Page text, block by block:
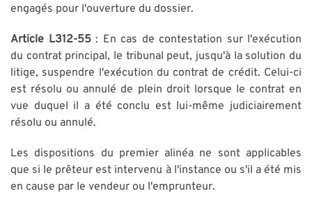
engagés pour l'ouverture du dossier.
Article L312-55: En cas de contestation sur l'exécution
du contrat principal, le tribunal peut, jusqu'à la solution du
litige, suspendre l'exécution du contrat de crédit. Celui-ci
est résolu ou annulé de plein droit lorsque le contrat en
vue duquel il a été conclu est lui-même judiciairement
résolu ou annulé.
Les dispositions du premier alinéa ne sont applicables
que si le prêteur est intervenu à l'instance ou s'il a été mis
en cause par le vendeur ou l'emprunteur.